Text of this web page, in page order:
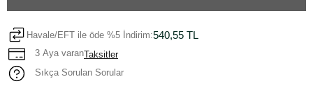
Havale/EFT ile öde %5 İndirim:540,55 TL
3 Aya varanTaksitler
Sıkça Sorulan Sorular